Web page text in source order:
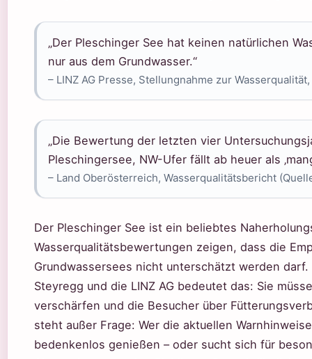
„Der Pleschinger See hat keinen natürlichen
nur aus dem Grundwasser.“
– LINZ AG Presse, Stellungnahme zur
„Die Bewertung der letzten vier
Pleschingersee, NW-Ufer fällt ab heuer als
– Land Oberösterreich, Wasserqualitätsbericht
Der Pleschinger See ist ein beliebtes
Wasserqualitätsbewertungen zeigen, dass die
Grundwassersees nicht unterschätzt werden
Steyregg und die LINZ AG bedeutet das: Sie
verschärfen und die Besucher über
steht außer Frage: Wer die aktuellen
bedenkenlos genießen – oder sucht sich für